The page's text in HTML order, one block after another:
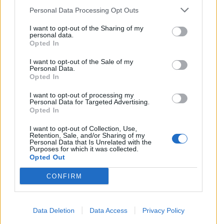
Personal Data Processing Opt Outs
I want to opt-out of the Sharing of my
personal data.
Opted In
I want to opt-out of the Sale of my
Personal Data.
Opted In
I want to opt-out of processing my
Personal Data for Targeted Advertising.
Opted In
I want to opt-out of Collection, Use,
Retention, Sale, and/or Sharing of my
Personal Data that Is Unrelated with the
Purposes for which it was collected.
Opted Out
CONFIRM
Data Deletion Data Access Privacy Policy
OMEGR